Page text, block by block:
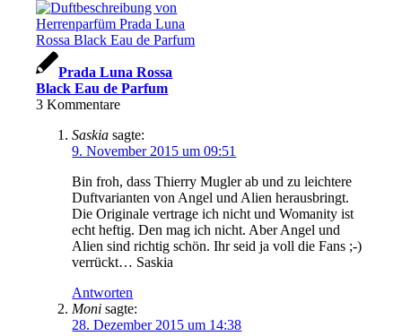
Prada Luna Rossa
Black Eau de Parfum
3 Kommentare
Saskia sagte:
9. November 2015 um 09:51
Bin froh, dass Thierry Mugler ab und zu leichtere
Duftvarianten von Angel und Alien herausbringt.
Die Originale vertrage ich nicht und Womanity ist
echt heftig. Den mag ich nicht. Aber Angel und
Alien sind richtig schön. Ihr seid ja voll die Fans ;-)
verrückt… Saskia
Antworten
Moni sagte:
28. Dezember 2015 um 14:38